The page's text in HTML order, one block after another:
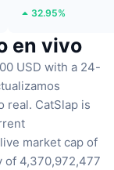
32.95%
en vivo
USD with a 24-
real. CatSlap is
market cap of
of 4,370,972,477